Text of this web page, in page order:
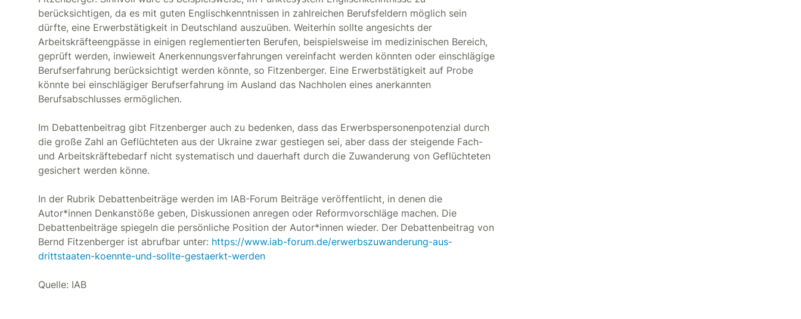
berücksichtigen, da es mit guten Englischkenntnissen in zahlreichen Berufsfeldern möglich sein
dürfte, eine Erwerbstätigkeit in Deutschland auszuüben. Weiterhin sollte angesichts der
Arbeitskräfteengpässe in einigen reglementierten Berufen, beispielsweise im medizinischen Bereich,
geprüft werden, inwieweit Anerkennungsverfahrungen vereinfacht werden könnten oder einschlägige
Berufserfahrung berücksichtigt werden könnte, so Fitzenberger. Eine Erwerbstätigkeit auf Probe
könnte bei einschlägiger Berufserfahrung im Ausland das Nachholen eines anerkannten
Berufsabschlusses ermöglichen.
Im Debattenbeitrag gibt Fitzenberger auch zu bedenken, dass das Erwerbspersonenpotenzial durch
die große Zahl an Geflüchteten aus der Ukraine zwar gestiegen sei, aber dass der steigende Fach-
und Arbeitskräftebedarf nicht systematisch und dauerhaft durch die Zuwanderung von Geflüchteten
gesichert werden könne.
In der Rubrik Debattenbeiträge werden im IAB-Forum Beiträge veröffentlicht, in denen die
Autor*innen Denkanstöße geben, Diskussionen anregen oder Reformvorschläge machen. Die
Debattenbeiträge spiegeln die persönliche Position der Autor*innen wieder. Der Debattenbeitrag von
Bernd Fitzenberger ist abrufbar unter: https://www.iab-forum.de/erwerbszuwanderung-aus-
drittstaaten-koennte-und-sollte-gestaerkt-werden
Quelle: IAB